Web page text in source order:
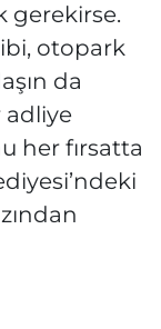
gerekirse.
otopark
da
adliye
her fırsatta